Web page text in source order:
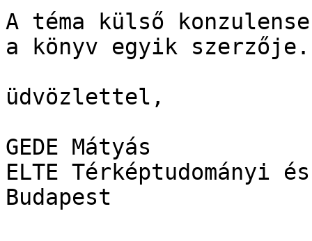
A téma külső
a könyv egyik szerzője.
üdvözlettel,
GEDE Mátyás
ELTE Térképtudományi
Budapest